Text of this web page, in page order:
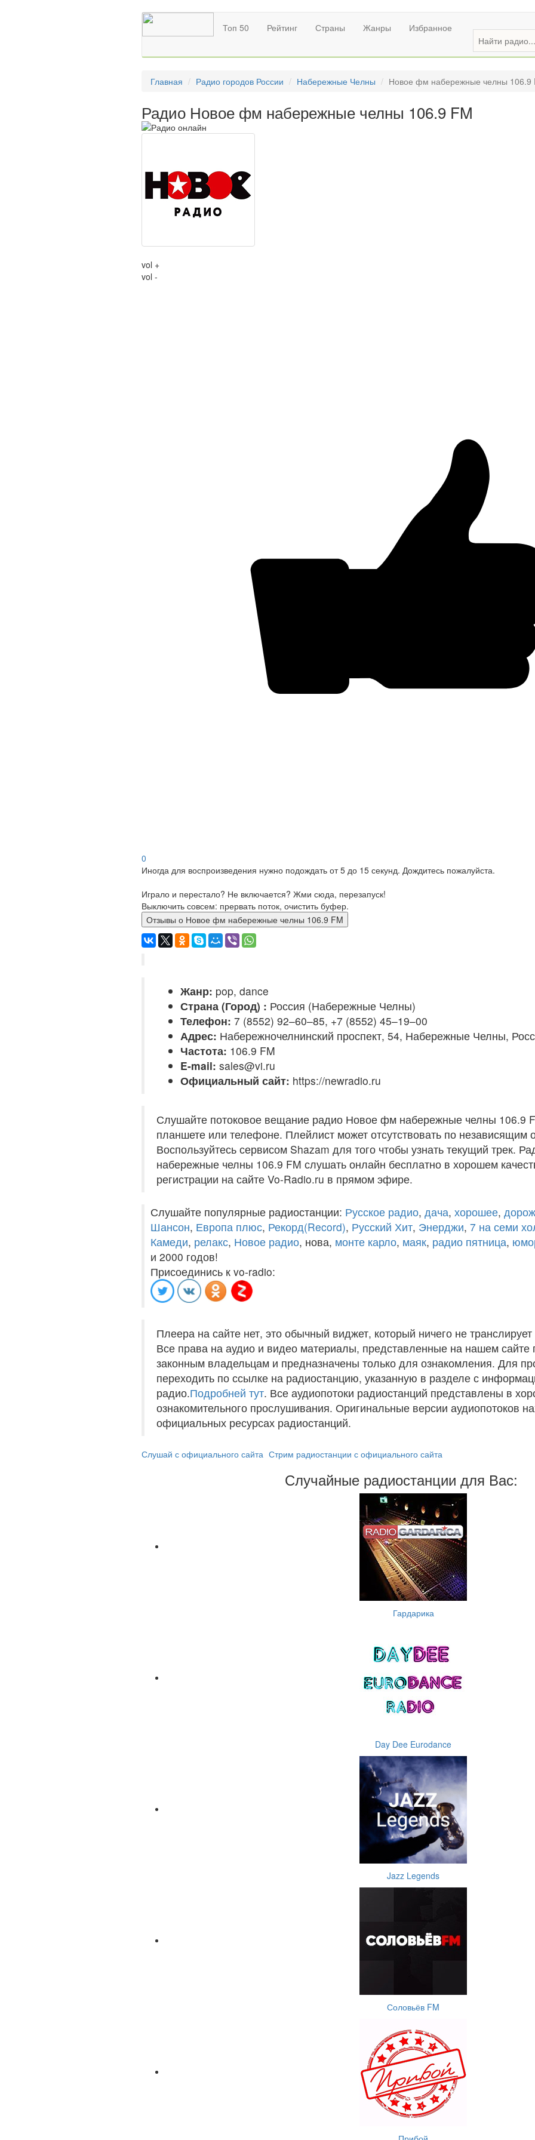
Топ 50 Рейтинг Страны Жанры Избранное
Главная Радио городов России Набережные Челны Новое фм набережные челны 106.9
Радио Новое фм набережные челны 106.9 FM
vol +
vol -
0
Иногда для воспроизведения нужно подождать от 5 до 15 секунд. Дождитесь пожалуйста.
Играло и перестало? Не включается? Жми сюда, перезапуск!
Выключить совсем: прервать поток, очистить буфер.
Отзывы о Новое фм набережные челны 106.9 FM
Жанр: pop, dance
Страна (Город) : Россия (Набережные Челны)
Телефон: 7 (8552) 92–60–85, +7 (8552) 45–19–00
Адрес: Набережночелнинский проспект, 54, Набережные Челны,
Частота: 106.9 FM
E-mail: sales@vi.ru
Официальный сайт: https://newradio.ru
Слушайте потоковое вещание радио Новое фм набережные челны 106.9
планшете или телефоне. Плейлист может отсутствовать по независящим
Воспользуйтесь сервисом Shazam для того чтобы узнать текущий трек.
набережные челны 106.9 FM слушать онлайн бесплатно в хорошем
регистрации на сайте Vo-Radio.ru в прямом эфире.
Слушайте популярные радиостанции: Русское радио, дача, хорошее,
Шансон, Европа плюс, Рекорд(Record), Русский Хит, Энерджи, 7 на семи
Камеди, релакс, Новое радио, нова, монте карло, маяк, радио пятница,
и 2000 годов!
Присоединись к vo-radio:
Плеера на сайте нет, это обычный виджет, который ничего не
Все права на аудио и видео материалы, представленные на нашем сайте
законным владельцам и предназначены только для ознакомления. Для
переходить по ссылке на радиостанцию, указанную в разделе с
радио.Подробней тут. Все аудиопотоки радиостанций представлены в
ознакомительного прослушивания. Оригинальные версии аудиопотоков
официальных ресурсах радиостанций.
Слушай с официального сайта Стрим радиостанции с официального сайта
Случайные радиостанции для Вас:
Гардарика
Day Dee Eurodance
Jazz Legends
Соловьёв FM